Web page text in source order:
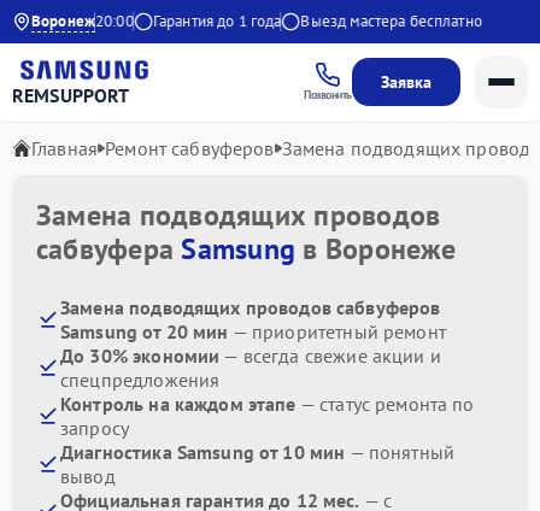
Воронеж
с 9:00 до 20:00 Гарантия до 1 года Выезд мастера бесплатно
REMSUPPORT Позвонить
Заявка
Главная Ремонт сабвуферов Замена подводящих
Замена подводящих проводов
сабвуфераSamsung в Воронеже
Замена подводящих проводов сабвуферов
Samsung от 20 мин — приоритетный ремонт
До 30% экономии — всегда свежие акции и
спецпредложения
Контроль на каждом этапе — статус ремонта по
запросу
Диагностика Samsung от 10 мин — понятный
вывод
Официальная гарантия до 12 мес. — с